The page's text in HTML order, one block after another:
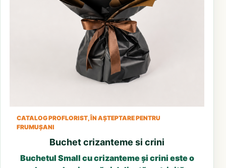
CATALOG PROFLORIST, ÎN AȘTEPTARE PENTRU
FRUMUȘANI
Buchet crizanteme si crini
Buchetul Small cu crizanteme și crini este o